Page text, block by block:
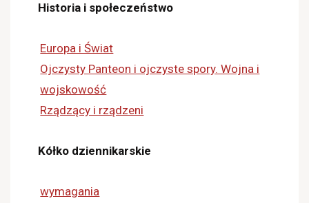
Historia i społeczeństwo
Europa i Świat
Ojczysty Panteon i ojczyste spory. Wojna i
wojskowość
Rządzący i rządzeni
Kółko dziennikarskie
wymagania